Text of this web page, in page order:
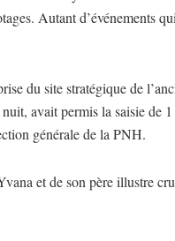
Autant d’événements
du site stratégique de
avait permis la saisie de
générale de la PNH.
et de son père illustre